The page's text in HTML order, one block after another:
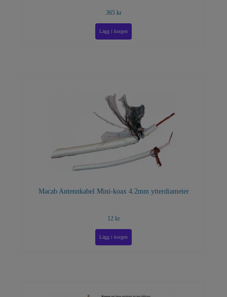
365 kr
Macab Antennkabel Mini-koax 4.2mm ytterdiameter
12 kr